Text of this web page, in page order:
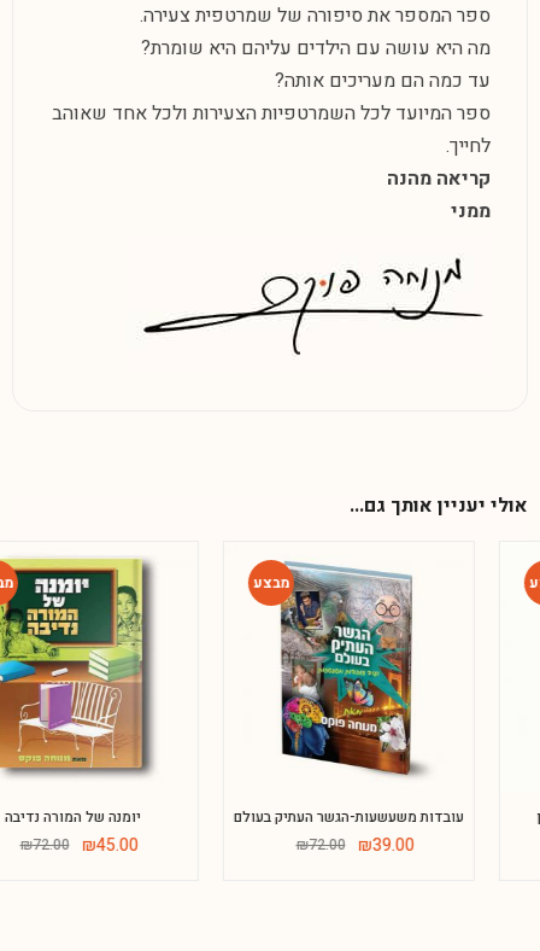
ספר המספר את סיפורה של שמרטפית צעירה.
מה היא עושה עם הילדים עליהם היא שומרת?
עד כמה הם מעריכים אותה?
ספר המיועד לכל השמרטפיות הצעירות ולכל אחד שאוהב
לחייך.
קריאה מהנה
ממני
אולי יעניין אותך גם...
-38%
יומנה של המורה נדיבה
₪ 72.00 ₪45.00
-46%
עובדות משעשעות-הגשר העתיק בעולם
₪ 72.00 ₪39.00
Phone